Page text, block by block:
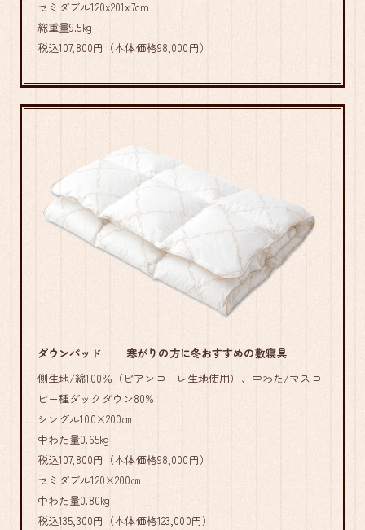
セミダブル120x201x7cm
総重量9.5kg
税込107,800円（本体価格98,000円）
ダウンパッド ─ 寒がりの方に冬おすすめの敷寝具 ─
側生地/綿100％（ビアンコーレ生地使用）、中わた/マスコ
ビー種ダックダウン80%
シングル100×200㎝
中わた量0.65kg
税込107,800円（本体価格98,000円）
セミダブル120×200㎝
中わた量0.80kg
税込135,300円（本体価格123,000円）